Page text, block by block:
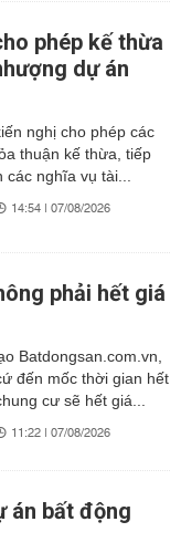
phép kế thừa
dự án
nghị cho phép các
thuận kế thừa, tiếp
các nghĩa vụ tài...
14:54 | 07/08/2026
phải hết giá
Batdongsan.com.vn,
đến mốc thời gian hết
cư sẽ hết giá...
11:22 | 07/08/2026
án bất động